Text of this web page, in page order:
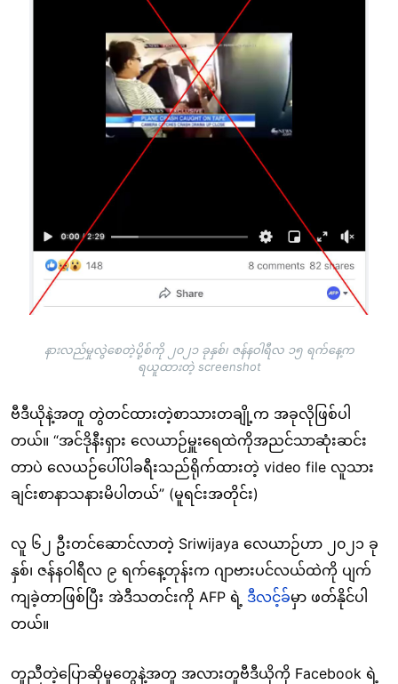
နားလည်မှုလွဲစေတဲ့ပို့စ်ကို ၂၀၂၁ ခုနှစ်၊ ဇန်နဝါရီလ ၁၅ ရက်နေ့က
ရယူထားတဲ့ screenshot
ဗီဒီယိုနဲ့အတူ တွဲတင်ထားတဲ့စာသားတချို့က အခုလိုဖြစ်ပါ
တယ်။ “အင်ဒိုနီးရှား လေယာဉ်မှူးရေထဲကိုအညင်သာဆုံးဆင်း
တာပဲ လေယဉ်ပေါ်ပါခရီးသည်ရိုက်ထားတဲ့ video file လူသား
ချင်းစာနာသနားမိပါတယ်” (မူရင်းအတိုင်း)
လူ ၆၂ ဦးတင်ဆောင်လာတဲ့ Sriwijaya လေယာဉ်ဟာ ၂၀၂၁ ခု
နှစ်၊ ဇန်နဝါရီလ ၉ ရက်နေ့တုန်းက ဂျာဗားပင်လယ်ထဲကို ပျက်
ကျခဲ့တာဖြစ်ပြီး အဲဒီသတင်းကို AFP ရဲ့ ဒီလင့်ခ်မှာ ဖတ်နိုင်ပါ
တယ်။
တူညီတဲ့ပြောဆိုမှုတွေနဲ့အတူ အလားတူဗီဒီယိုကို Facebook ရဲ့